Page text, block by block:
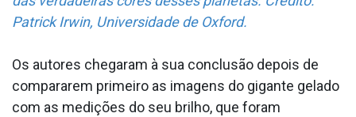
Patrick Irwin, Universidade de Oxford.
Os autores chegaram à sua conclusão depois de
compararem primeiro as imagens do gigante gelado
com as medições do seu brilho, que foram